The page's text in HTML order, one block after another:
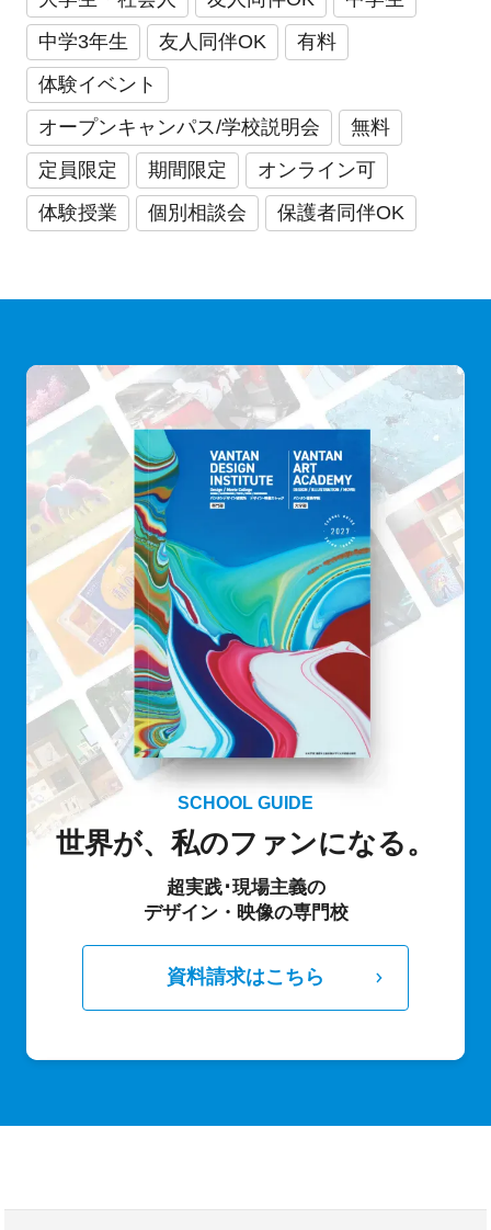
中学3年生
友人同伴OK
有料
体験イベント
オープンキャンパス/学校説明会
無料
定員限定
期間限定
オンライン可
体験授業
個別相談会 保護者同伴OK
SCHOOL GUIDE
世界が、私のファンになる。
超実践･現場主義の
デザイン・映像の専門校
資料請求はこちら